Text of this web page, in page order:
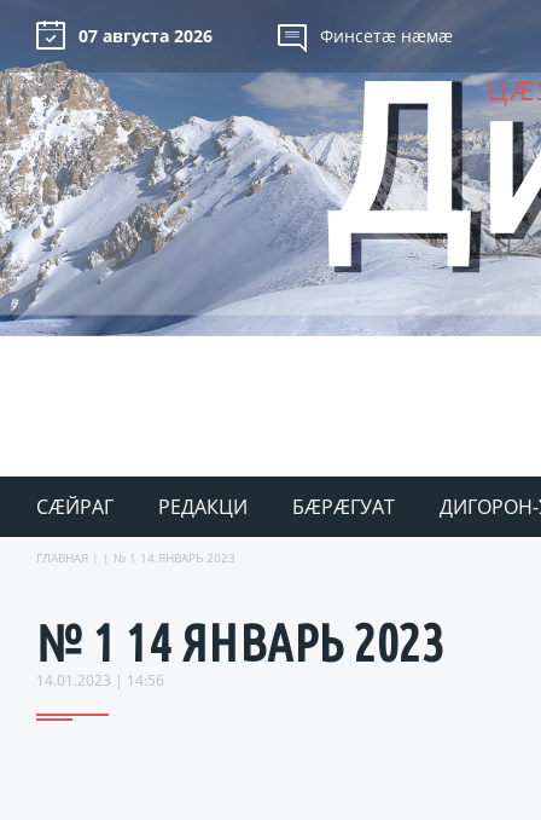
07 августа 2026 Финсетæ нæмæ
СÆЙРАГ РЕДАКЦИ БÆРÆГУАТ ДИГОРОН-
ГЛАВНАЯ | | № 1 14 ЯНВАРЬ 2023
№ 1 14 ЯНВАРЬ 2023
14.01.2023 | 14:56